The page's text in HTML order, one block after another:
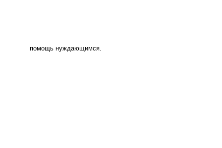
помощь нуждающимся.